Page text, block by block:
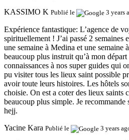
KASSIMO K Publié le 3 years
Expérience fantastique: L’agence de
spirituellement ! J’ai passé 2 semaines
une semaine à Medina et une semaine
beaucoup plus instruit qu’à mon
connaissances à nos super guides qui
pu visiter tous les lieux saint possible
avoir toute leurs histoires. Les hôtels
choisie. On est a coter des lieux saints
beaucoup plus simple. Je
hejj.
Yacine Kara Publié le 3 years